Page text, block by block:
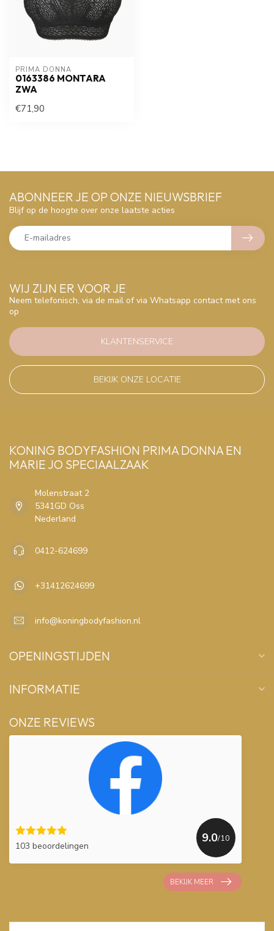
PRIMA DONNA
0163386 MONTARA
ZWA
€71,90
WIJ ZIJN ER VOOR JE
Neem telefonisch, via de mail of via Whatsapp contact met ons
op
KLANTENSERVICE
BEKIJK ONZE LOCATIE
ABONNEER JE OP ONZE NIEUWSBRIEF
Blijf op de hoogte over onze laatste acties
KONING BODYFASHION PRIMA DONNA EN
MARIE JO SPECIAALZAAK
Molenstraat 2
5341GD Oss
Nederland
0412-624699
+31412624699
info@koningbodyfashion.nl
OPENINGSTIJDEN
INFORMATIE
ONZE REVIEWS
103 beoordelingen
9.0/10
BEKIJK MEER